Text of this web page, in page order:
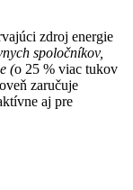
zdroj energie
spoločníkov,
(o 25 % viac tukov
zaručuje
aj pre